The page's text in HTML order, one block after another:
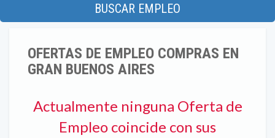
BUSCAR EMPLEO
OFERTAS DE EMPLEO COMPRAS EN
GRAN BUENOS AIRES
Actualmente ninguna Oferta de
Empleo coincide con sus